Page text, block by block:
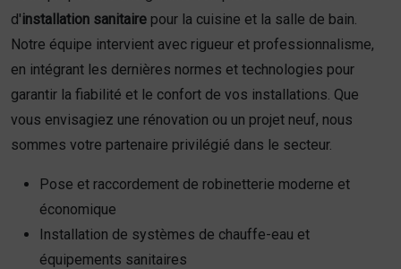
d'installation sanitaire pour la cuisine et la salle de bain.
Notre équipe intervient avec rigueur et professionnalisme,
en intégrant les dernières normes et technologies pour
garantir la fiabilité et le confort de vos installations. Que
vous envisagiez une rénovation ou un projet neuf, nous
sommes votre partenaire privilégié dans le secteur.
Pose et raccordement de robinetterie moderne et
économique
Installation de systèmes de chauffe-eau et
équipements sanitaires